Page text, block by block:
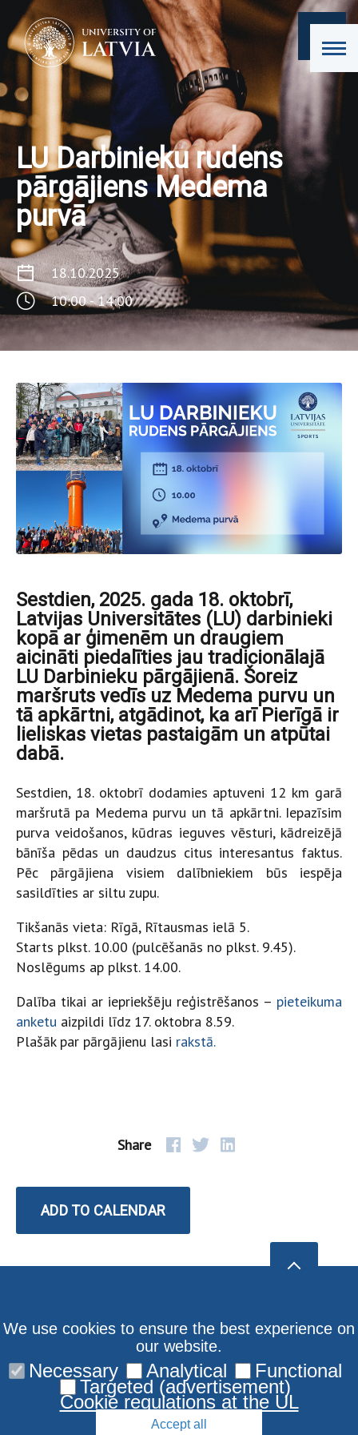
LU Darbinieku rudens
pārgājiens Medema
purvā
18.10.2025
10:00 - 14:00
Sestdien, 2025. gada 18. oktobrī,
Latvijas Universitātes (LU) darbinieki
kopā ar ģimenēm un draugiem
aicināti piedalīties jau tradicionālajā
LU Darbinieku pārgājienā. Šoreiz
maršruts vedīs uz Medema purvu un
tā apkārtni, atgādinot, ka arī Pierīgā ir
lieliskas vietas pastaigām un atpūtai
dabā.
Sestdien, 18. oktobrī dodamies aptuveni 12 km garā
maršrutā pa Medema purvu un tā apkārtni. Iepazīsim
purva veidošanos, kūdras ieguves vēsturi, kādreizējā
bānīša pēdas un daudzus citus interesantus faktus.
Pēc pārgājiena visiem dalībniekiem būs iespēja
sasildīties ar siltu zupu.
Tikšanās vieta: Rīgā, Rītausmas ielā 5.
Starts plkst. 10.00 (pulcēšanās no plkst. 9.45).
Noslēgums ap plkst. 14.00.
Dalība tikai ar iepriekšēju reģistrēšanos – pieteikuma
anketu aizpildi līdz 17. oktobra 8.59.
Plašāk par pārgājienu lasi rakstā.
Share
ADD TO CALENDAR
We use cookies to ensure the best experience on
our website.
Necessary Analytical Functional
Targeted (advertisement)
Cookie regulations at the UL
Accept all